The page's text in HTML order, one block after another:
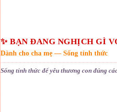
✨ BẠN ĐANG NGHỊCH GÌ
Dành cho cha mẹ — Sống tỉnh thức
Sống tỉnh thức để yêu thương con đúng